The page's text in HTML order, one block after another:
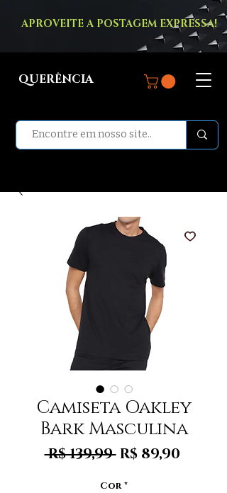
APROVEITE A POSTAGEM EXPRESSA!
QUERÊNCIA
Camiseta Oakley
Bark Masculina
R$ 139,99 Preço
R$ 89,90Preço
Cor *